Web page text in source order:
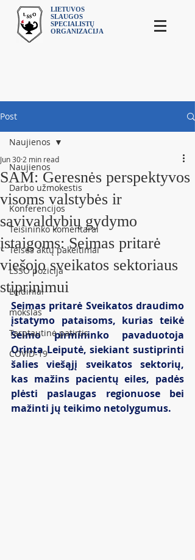
LIETUVOS
SLAUGOS
SPECIALISTŲ
ORGANIZACIJA
Post
Naujienos
Darbo užmokestis
Konferencijos
Teisininko komentarai
Teisės aktų pakeitimai
LSSO pozicija
Leidiniai
mokslas
Tarptautinė patirtis
COVID-19
Naujienos
SAM: Geresnės perspektyvos
visoms valstybės ir
savivaldybių gydymo
įstaigoms: Seimas pritarė
viešojo sveikatos sektoriaus
stiprinimui
Jun 30 2 min read
Seimas pritarė Sveikatos draudimo
įstatymo pataisoms, kurias teikė
Seimo pirmininko pavaduotoja
Orinta Leiputė, siekiant sustiprinti
šalies viešąjį sveikatos sektorių,
kas mažins pacientų eiles, padės
plėsti paslaugas regionuose bei
mažinti jų teikimo netolygumus.